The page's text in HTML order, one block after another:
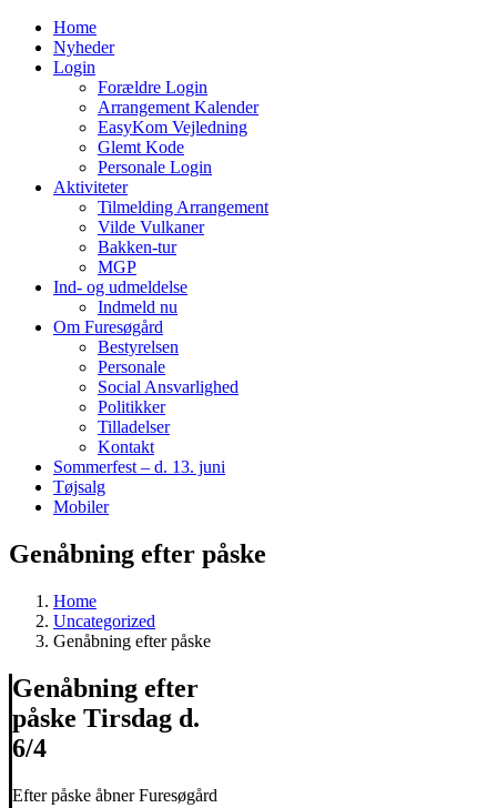
Home
Nyheder
Login
Forældre Login
Arrangement Kalender
EasyKom Vejledning
Glemt Kode
Personale Login
Aktiviteter
Tilmelding Arrangement
Vilde Vulkaner
Bakken-tur
MGP
Ind- og udmeldelse
Indmeld nu
Om Furesøgård
Bestyrelsen
Personale
Social Ansvarlighed
Politikker
Tilladelser
Kontakt
Sommerfest – d. 13. juni
Tøjsalg
Mobiler
Genåbning efter påske
Home
Uncategorized
Genåbning efter påske
Genåbning efter
påske Tirsdag d.
6/4
Efter påske åbner Furesøgård